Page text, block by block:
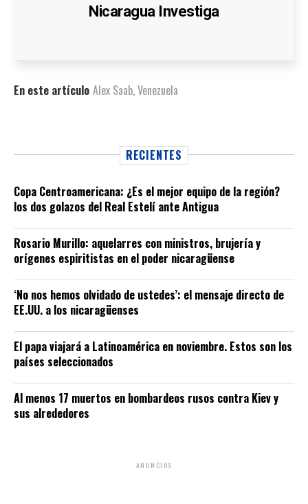
Nicaragua Investiga
En este artículo Alex Saab,Venezuela
RECIENTES
Copa Centroamericana: ¿Es el mejor equipo de la región?
los dos golazos del Real Estelí ante Antigua
Rosario Murillo: aquelarres con ministros, brujería y
orígenes espiritistas en el poder nicaragüense
‘No nos hemos olvidado de ustedes’: el mensaje directo de
EE.UU. a los nicaragüenses
El papa viajará a Latinoamérica en noviembre. Estos son los
países seleccionados
Al menos 17 muertos en bombardeos rusos contra Kiev y
sus alrededores
ANUNCIOS